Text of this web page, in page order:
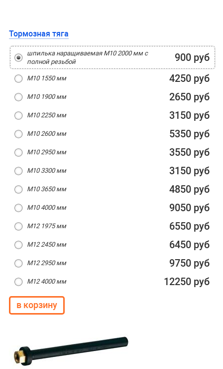
Тормозная тяга
шпилька наращиваемая M10 2000 мм с
полной резьбой
900 руб
M10 1550 мм 4250 руб
M10 1900 мм 2650 руб
M10 2250 мм 3150 руб
M10 2600 мм 5350 руб
M10 2950 мм 3550 руб
M10 3300 мм 3150 руб
M10 3650 мм 4850 руб
M10 4000 мм 9050 руб
M12 1975 мм 6550 руб
M12 2450 мм 6450 руб
M12 2950 мм 9750 руб
M12 4000 мм 12250 руб